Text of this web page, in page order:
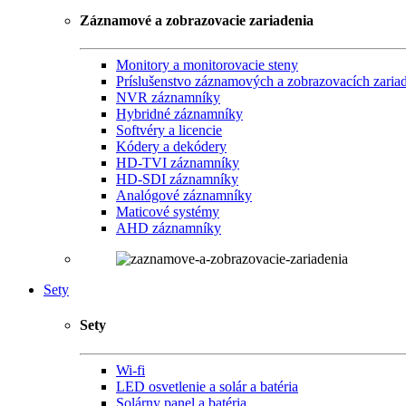
Záznamové a zobrazovacie zariadenia
Monitory a monitorovacie steny
Príslušenstvo záznamových a zobrazovacích
NVR záznamníky
Hybridné záznamníky
Softvéry a licencie
Kódery a dekódery
HD-TVI záznamníky
HD-SDI záznamníky
Analógové záznamníky
Maticové systémy
AHD záznamníky
Sety
Sety
Wi-fi
LED osvetlenie a solár a batéria
Solárny panel a batéria